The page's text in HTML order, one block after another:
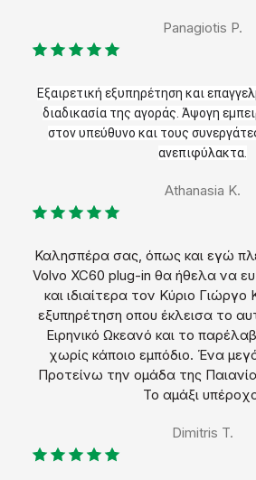
Panagiotis P.
Εξαιρετική εξυπηρέτηση και
διαδικασία της αγοράς. Άψογη
στον υπεύθυνο και τους
ανεπιφύλακτα.
Athanasia K.
Καλησπέρα σας, όπως και εγώ
Volvo XC60 plug-in θα ήθελα να
και ιδιαίτερα τον Κύριο
εξυπηρέτηση οπου έκλεισα το
Ειρηνικό Ωκεανό και το
χωρίς κάποιο εμπόδιο. Ένα
Προτείνω την ομάδα της
Το αμάξι
Dimitris T.